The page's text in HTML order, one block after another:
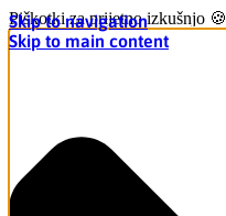
Piškotki za prijetno izkušnjo 🍪
Skip to navigation
Skip to main content